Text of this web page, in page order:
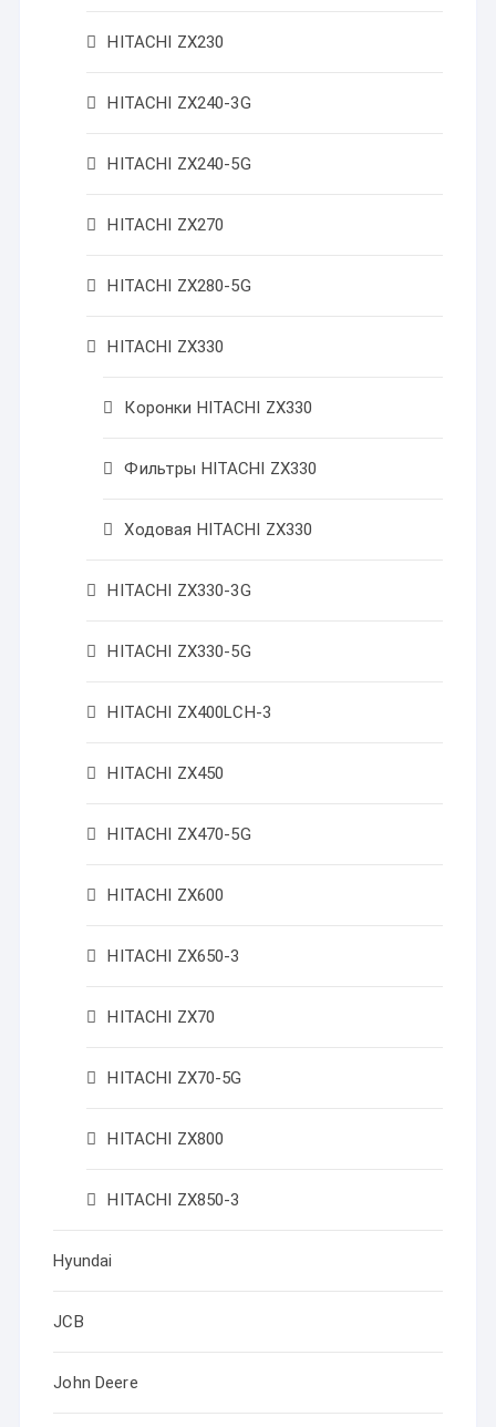
HITACHI ZX230
HITACHI ZX240-3G
HITACHI ZX240-5G
HITACHI ZX270
HITACHI ZX280-5G
HITACHI ZX330
Коронки HITACHI ZX330
Фильтры HITACHI ZX330
Ходовая HITACHI ZX330
HITACHI ZX330-3G
HITACHI ZX330-5G
HITACHI ZX400LCH-3
HITACHI ZX450
HITACHI ZX470-5G
HITACHI ZX600
HITACHI ZX650-3
HITACHI ZX70
HITACHI ZX70-5G
HITACHI ZX800
HITACHI ZX850-3
Hyundai
JCB
John Deere